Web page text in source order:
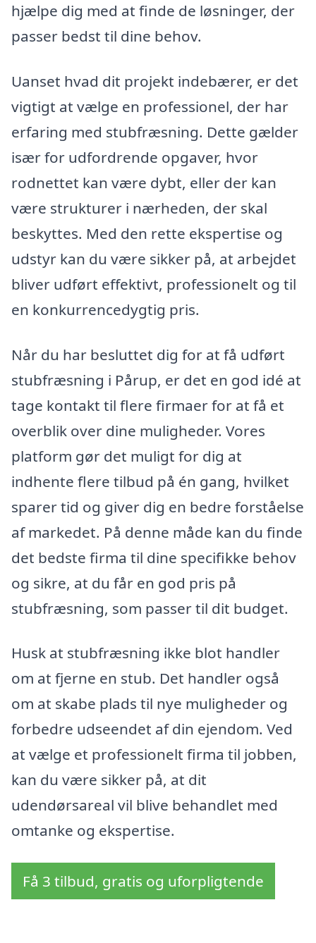
hjælpe dig med at finde de løsninger, der
passer bedst til dine behov.
Uanset hvad dit projekt indebærer, er det
vigtigt at vælge en professionel, der har
erfaring med stubfræsning. Dette gælder
især for udfordrende opgaver, hvor
rodnettet kan være dybt, eller der kan
være strukturer i nærheden, der skal
beskyttes. Med den rette ekspertise og
udstyr kan du være sikker på, at arbejdet
bliver udført effektivt, professionelt og til
en konkurrencedygtig pris.
Når du har besluttet dig for at få udført
stubfræsning i Pårup, er det en god idé at
tage kontakt til flere firmaer for at få et
overblik over dine muligheder. Vores
platform gør det muligt for dig at
indhente flere tilbud på én gang, hvilket
sparer tid og giver dig en bedre forståelse
af markedet. På denne måde kan du finde
det bedste firma til dine specifikke behov
og sikre, at du får en god pris på
stubfræsning, som passer til dit budget.
Husk at stubfræsning ikke blot handler
om at fjerne en stub. Det handler også
om at skabe plads til nye muligheder og
forbedre udseendet af din ejendom. Ved
at vælge et professionelt firma til jobben,
kan du være sikker på, at dit
udendørsareal vil blive behandlet med
omtanke og ekspertise.
Få 3 tilbud, gratis og uforpligtende